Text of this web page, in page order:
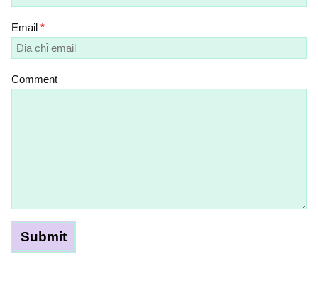
Email *
Comment